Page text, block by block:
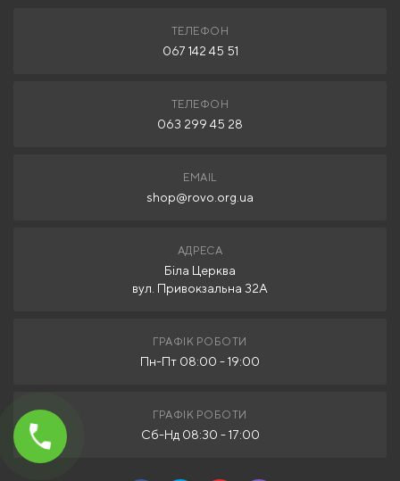
ТЕЛЕФОН
067 142 45 51
ТЕЛЕФОН
063 299 45 28
EMAIL
shop@rovo.org.ua
АДРЕСА
Біла Церква
вул. Привокзальна 32А
ГРАФІК РОБОТИ
Пн-Пт 08:00 - 19:00
ГРАФІК РОБОТИ
Сб-Нд 08:30 - 17:00